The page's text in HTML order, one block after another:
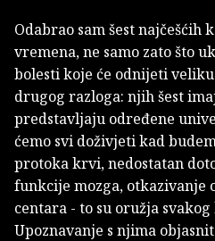
Odabrao sam šest najčešćih
vremena, ne samo zato što
bolesti koje će odnijeti
drugog razloga: njih šest
predstavljaju određene
ćemo svi doživjeti kad
protoka krvi, nedostatan
funkcije mozga, otkazivanje
centara - to su oružja
Upoznavanje s njima